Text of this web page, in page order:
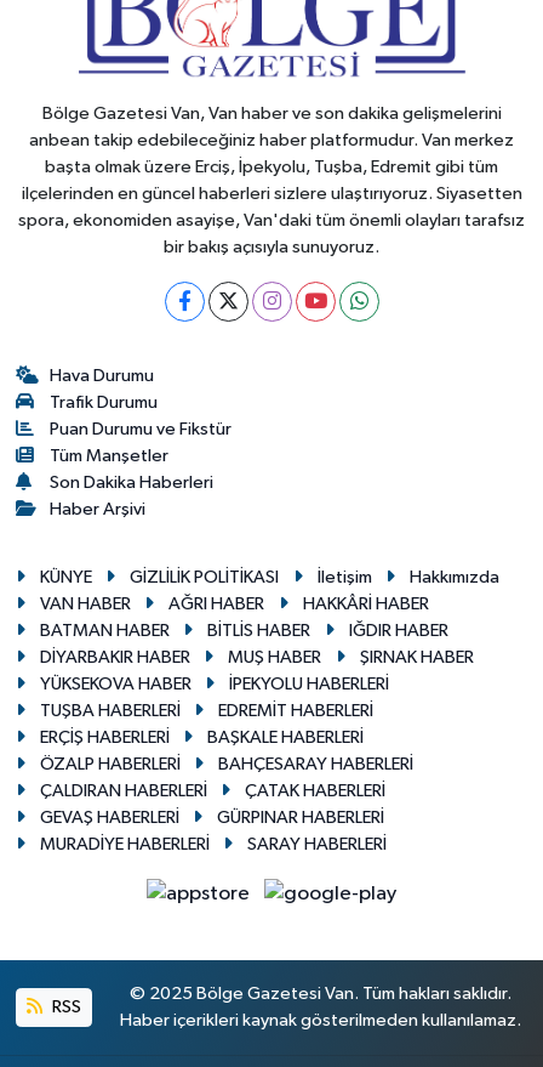
Bölge Gazetesi Van, Van haber ve son dakika gelişmelerini
anbean takip edebileceğiniz haber platformudur. Van merkez
başta olmak üzere Erciş, İpekyolu, Tuşba, Edremit gibi tüm
ilçelerinden en güncel haberleri sizlere ulaştırıyoruz. Siyasetten
spora, ekonomiden asayişe, Van'daki tüm önemli olayları tarafsız
bir bakış açısıyla sunuyoruz.
Hava Durumu
Trafik Durumu
Puan Durumu ve Fikstür
Tüm Manşetler
Son Dakika Haberleri
Haber Arşivi
KÜNYE GİZLİLİK POLİTİKASI İletişim
Hakkımızda
VAN HABER
AĞRI HABER
HAKKÂRİ HABER
BATMAN HABER
BİTLİS HABER
IĞDIR HABER
DİYARBAKIR HABER
MUŞ HABER
ŞIRNAK HABER
YÜKSEKOVA HABER
İPEKYOLU HABERLERİ
TUŞBA HABERLERİ
EDREMİT HABERLERİ
ERÇİŞ HABERLERİ
BAŞKALE HABERLERİ
ÖZALP HABERLERİ
BAHÇESARAY HABERLERİ
ÇALDIRAN HABERLERİ
ÇATAK HABERLERİ
GEVAŞ HABERLERİ
GÜRPINAR HABERLERİ
MURADİYE HABERLERİ
SARAY HABERLERİ
RSS
© 2025 Bölge Gazetesi Van. Tüm hakları saklıdır.
Haber içerikleri kaynak gösterilmeden kullanılamaz.